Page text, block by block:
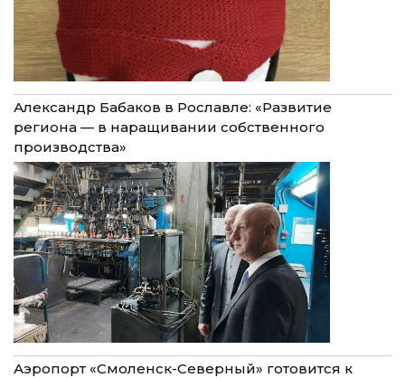
Александр Бабаков в Рославле: «Развитие
региона — в наращивании собственного
производства»
Аэропорт «Смоленск-Северный» готовится к